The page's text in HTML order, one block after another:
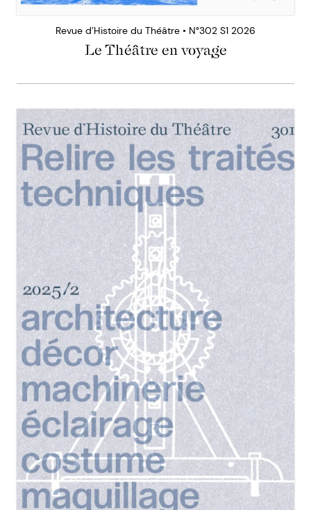
Revue d’Histoire du Théâtre • N°302 S1 2026
Le Théâtre en voyage